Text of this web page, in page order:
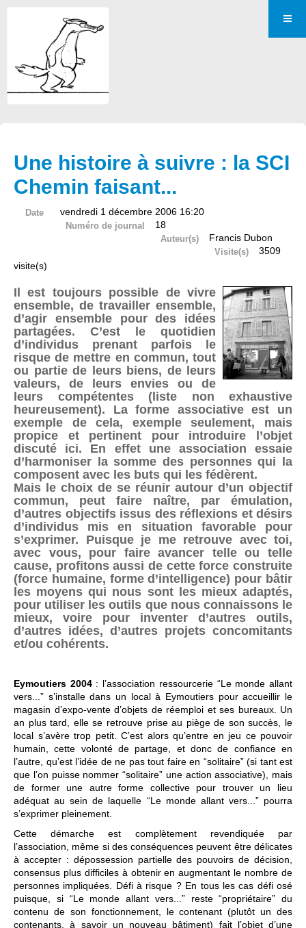
Une histoire à suivre : la SCI
Chemin faisant...
Date vendredi 1 décembre 2006 16:20
Numéro de journal 18
Auteur(s) Francis Dubon
Visite(s)
3509
visite(s)
Il est toujours possible de vivre
ensemble, de travailler ensemble,
d’agir ensemble pour des idées
partagées. C’est le quotidien
d’individus prenant parfois le
risque de mettre en commun, tout
ou partie de leurs biens, de leurs
valeurs, de leurs envies ou de
leurs compétentes (liste non exhaustive
heureusement). La forme associative est un
exemple de cela, exemple seulement, mais
propice et pertinent pour introduire l’objet
discuté ici. En effet une association essaie
d’harmoniser la somme des personnes qui la
composent avec les buts qui les fédèrent.
Mais le choix de se réunir autour d’un objectif
commun, peut faire naître, par émulation,
d’autres objectifs issus des réflexions et désirs
d’individus mis en situation favorable pour
s’exprimer. Puisque je me retrouve avec toi,
avec vous, pour faire avancer telle ou telle
cause, profitons aussi de cette force construite
(force humaine, forme d’intelligence) pour bâtir
les moyens qui nous sont les mieux adaptés,
pour utiliser les outils que nous connaissons le
mieux, voire pour inventer d’autres outils,
d’autres idées, d’autres projets concomitants
et/ou cohérents.
Eymoutiers 2004: l’association ressourcerie “Le monde allant
vers...” s’installe dans un local à Eymoutiers pour accueillir le
magasin d’expo-vente d’objets de réemploi et ses bureaux. Un
an plus tard, elle se retrouve prise au piège de son succès, le
local s’avère trop petit. C’est alors qu’entre en jeu ce pouvoir
humain, cette volonté de partage, et donc de confiance en
l’autre, qu’est l’idée de ne pas tout faire en “solitaire” (si tant est
que l’on puisse nommer “solitaire” une action associative), mais
de former une autre forme collective pour trouver un lieu
adéquat au sein de laquelle “Le monde allant vers...” pourra
s’exprimer pleinement.
Cette démarche est complètement revendiquée par
l’association, même si des conséquences peuvent être délicates
à accepter : dépossession partielle des pouvoirs de décision,
consensus plus difficiles à obtenir en augmentant le nombre de
personnes impliquées. Défi à risque ? En tous les cas défi osé
puisque, si “Le monde allant vers...” reste “propriétaire” du
contenu de son fonctionnement, le contenant (plutôt un des
contenants, à savoir un nouveau bâtiment) fait l’objet d’une